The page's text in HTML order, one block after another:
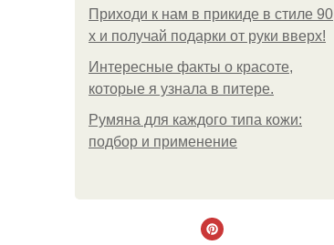
Приходи к нам в прикиде в стиле 90
х и получай подарки от руки вверх!
Интересные факты о красоте,
которые я узнала в питере.
Румяна для каждого типа кожи:
подбор и применение